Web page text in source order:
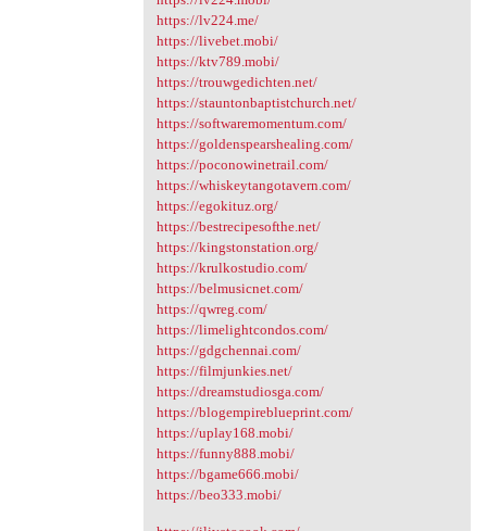
https://lv224.me/
https://livebet.mobi/
https://ktv789.mobi/
https://trouwgedichten.net/
https://stauntonbaptistchurch.net/
https://softwaremomentum.com/
https://goldenspearshealing.com/
https://poconowinetrail.com/
https://whiskeytangotavern.com/
https://egokituz.org/
https://bestrecipesofthe.net/
https://kingstonstation.org/
https://krulkostudio.com/
https://belmusicnet.com/
https://qwreg.com/
https://limelightcondos.com/
https://gdgchennai.com/
https://filmjunkies.net/
https://dreamstudiosga.com/
https://blogempireblueprint.com/
https://uplay168.mobi/
https://funny888.mobi/
https://bgame666.mobi/
https://beo333.mobi/